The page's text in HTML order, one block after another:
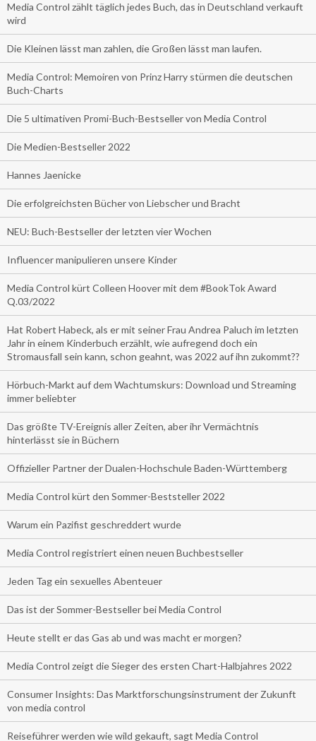
Media Control zählt täglich jedes Buch, das in Deutschland verkauft
wird
Die Kleinen lässt man zahlen, die Großen lässt man laufen.
Media Control: Memoiren von Prinz Harry stürmen die deutschen
Buch-Charts
Die 5 ultimativen Promi-Buch-Bestseller von Media Control
Die Medien-Bestseller 2022
Hannes Jaenicke
Die erfolgreichsten Bücher von Liebscher und Bracht
NEU: Buch-Bestseller der letzten vier Wochen
Influencer manipulieren unsere Kinder
Media Control kürt Colleen Hoover mit dem #BookTok Award
Q.03/2022
Hat Robert Habeck, als er mit seiner Frau Andrea Paluch im letzten
Jahr in einem Kinderbuch erzählt, wie aufregend doch ein
Stromausfall sein kann, schon geahnt, was 2022 auf ihn zukommt??
Hörbuch-Markt auf dem Wachtumskurs: Download und Streaming
immer beliebter
Das größte TV-Ereignis aller Zeiten, aber ihr Vermächtnis
hinterlässt sie in Büchern
Offizieller Partner der Dualen-Hochschule Baden-Württemberg
Media Control kürt den Sommer-Beststeller 2022
Warum ein Pazifist geschreddert wurde
Media Control registriert einen neuen Buchbestseller
Jeden Tag ein sexuelles Abenteuer
Das ist der Sommer-Bestseller bei Media Control
Heute stellt er das Gas ab und was macht er morgen?
Media Control zeigt die Sieger des ersten Chart-Halbjahres 2022
Consumer Insights: Das Marktforschungsinstrument der Zukunft
von media control
Reiseführer werden wie wild gekauft, sagt Media Control